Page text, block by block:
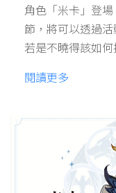
角色「米卡」登
節，將可以透過
若是不曉得該如
閱讀更多